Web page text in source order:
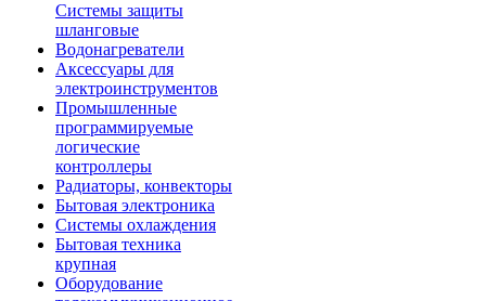
Системы защиты
шланговые
Водонагреватели
Аксессуары для
электроинструментов
Промышленные
программируемые
логические
контроллеры
Радиаторы, конвекторы
Бытовая электроника
Системы охлаждения
Бытовая техника
крупная
Оборудование